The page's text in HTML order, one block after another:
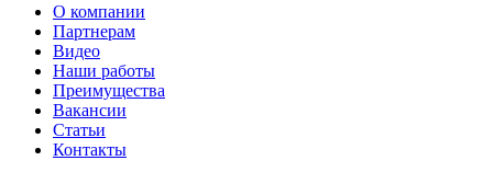
О компании
Партнерам
Видео
Наши работы
Преимущества
Вакансии
Статьи
Контакты